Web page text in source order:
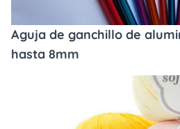
Aguja de ganchillo de
hasta 8mm